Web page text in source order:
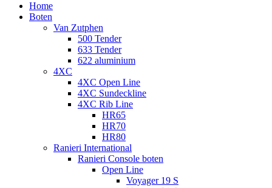
Home
Boten
Van Zutphen
500 Tender
633 Tender
622 aluminium
4XC
4XC Open Line
4XC Sundeckline
4XC Rib Line
HR65
HR70
HR80
Ranieri International
Ranieri Console boten
Open Line
Voyager 19 S